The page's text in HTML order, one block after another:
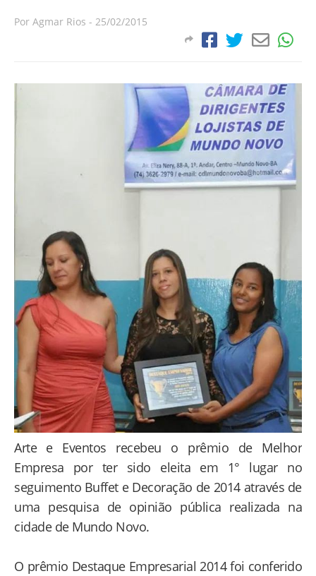
Por Agmar Rios - 25/02/2015
Arte e Eventos recebeu o prêmio de Melhor
Empresa por ter sido eleita em 1° lugar no
seguimento Buffet e Decoração de 2014 através de
uma pesquisa de opinião pública realizada na
cidade de Mundo Novo.
O prêmio Destaque Empresarial 2014 foi conferido